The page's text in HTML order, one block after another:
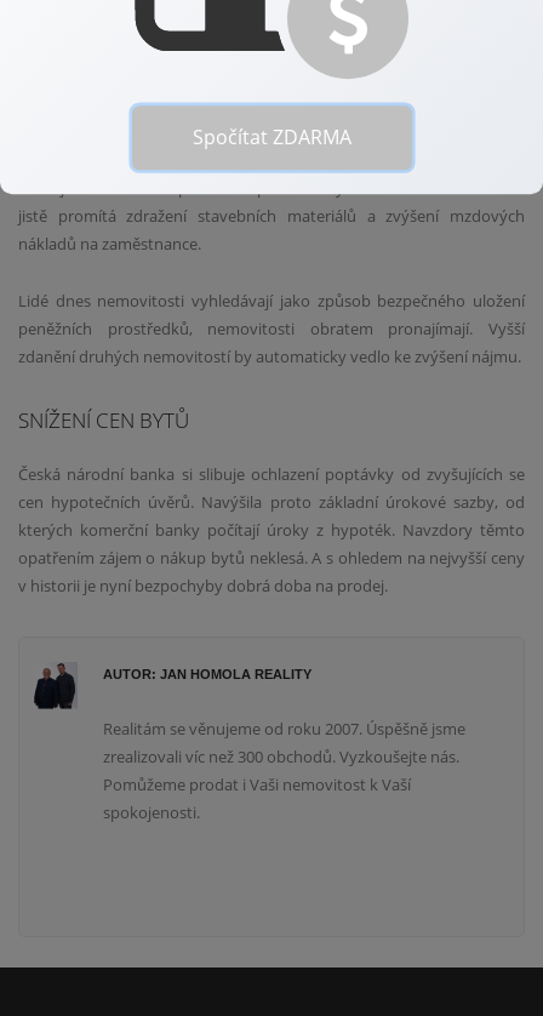
lidé ze střední třídy si vlastní bydlení nemohou dovolit.
O příčinách odborníci spekulují a je zřejmé, že se jedná o souhrn
několika různých faktorů. Možná se jedná o nedostatečnou nabídku,
jistě promítá zdražení stavebních materiálů a zvýšení mzdových
nákladů na zaměstnance.
Lidé dnes nemovitosti vyhledávají jako způsob bezpečného uložení
peněžních prostředků, nemovitosti obratem pronajímají. Vyšší
zdanění druhých nemovitostí by automaticky vedlo ke zvýšení nájmu.
SNÍŽENÍ CEN BYTŮ
Česká národní banka si slibuje ochlazení poptávky od zvyšujících se
cen hypotečních úvěrů. Navýšila proto základní úrokové sazby, od
kterých komerční banky počítají úroky z hypoték. Navzdory těmto
opatřením zájem o nákup bytů neklesá. A s ohledem na nejvyšší ceny
v historii je nyní bezpochyby dobrá doba na prodej.
AUTOR: JAN HOMOLA REALITY
Realitám se věnujeme od roku 2007. Úspěšně jsme
zrealizovali víc než 300 obchodů. Vyzkoušejte nás.
Pomůžeme prodat i Vaši nemovitost k Vaší
spokojenosti.
Spočítat ZDARMA